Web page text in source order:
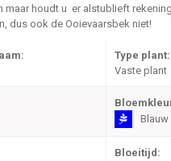
maar houdt u er alstublieft
dus ook de Ooievaarsbek niet!
Type plant:
Vaste plant
Blauw
Bloeitijd: